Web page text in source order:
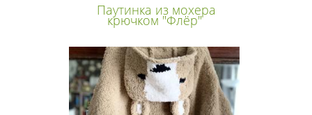
Паутинка из мохера
крючком "Флёр"